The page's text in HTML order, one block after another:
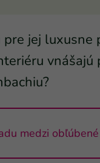
pre jej
vnášajú
medzi